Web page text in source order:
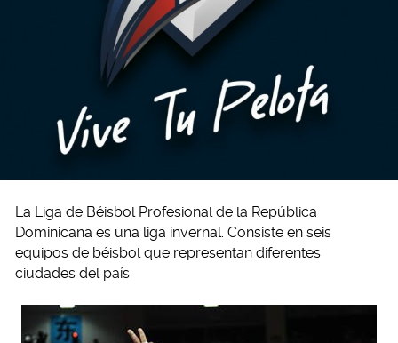
La Liga de Béisbol Profesional de la República
Dominicana es una liga invernal. Consiste en seis
equipos de béisbol que representan diferentes
ciudades del país